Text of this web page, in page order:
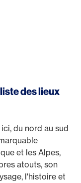
des lieux
du nord au sud
et les Alpes,
atouts, son
l'histoire et